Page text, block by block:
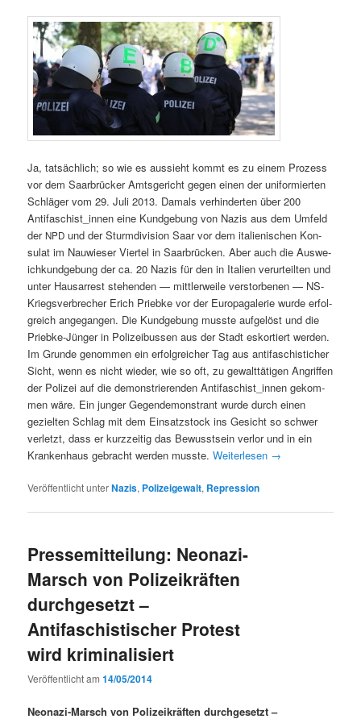
Ja, tat­säch­lich; so wie es aussieht kommt es zu einem Prozess
vor dem Saar­brück­er Amts­gericht gegen einen der uni­formierten
Schläger vom 29. Juli 2013. Damals ver­hin­derten über 200
Antifaschist_innen eine Kundge­bung von Nazis aus dem Umfeld
derNPD und der Stur­m­di­vi­sion Saar vor dem ital­ienis­chen Kon­
sulat im Nauwieser Vier­tel in Saar­brück­en. Aber auch die Auswe­
ichkundge­bung der ca. 20 Nazis für den in Ital­ien verurteil­ten und
unter Hausar­rest ste­hen­den — mit­tler­weile ver­stor­be­nen — NS-
Kriegsver­brech­er Erich Priebke vor der Europa­ga­lerie wurde erfol­
gre­ich ange­gan­gen. Die Kundge­bung musste aufgelöst und die
Priebke-Jünger in Polizeibussen aus der Stadt esko­rtiert wer­den.
Im Grunde genom­men ein erfol­gre­ich­er Tag aus antifaschis­tich­er
Sicht, wenn es nicht wieder, wie so oft, zu gewalt­täti­gen Angrif­f­en
der Polizei auf die demon­stri­eren­den Antifaschist_innen gekom­
men wäre. Ein junger Gegen­demon­strant wurde durch einen
geziel­ten Schlag mit dem Ein­satz­s­tock ins Gesicht so schw­er
ver­let­zt, dass er kurzzeit­ig das Bewusst­sein ver­lor und in ein
Kranken­haus gebracht wer­den musste.Weit­er­lesen →
Veröffentlicht unterNazis, Polizeigewalt, Repression
Pressemitteilung: Neonazi-
Marsch von Polizeikräften
durchgesetzt –
Antifaschistischer Protest
wird kriminalisiert
Veröffentlicht am14/05/2014
Neon­azi-Marsch von Polizeikräften durchge­set­zt –